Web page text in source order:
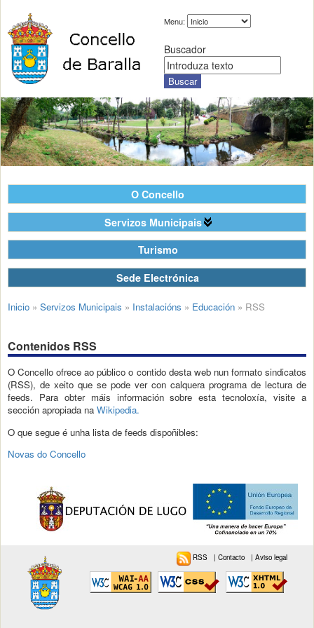
Menu:
Buscador
O Concello
Servizos Municipais
Turismo
Sede Electrónica
Inicio » Servizos Municipais » Instalacións » Educación » RSS
Contenidos RSS
O Concello ofrece ao público o contido desta web nun formato sindicatos
(RSS), de xeito que se pode ver con calquera programa de lectura de
feeds. Para obter máis información sobre esta tecnoloxía, visite a
sección apropiada na Wikipedia.
O que segue é unha lista de feeds dispoñibles:
Novas do Concello
RSS |Contacto |Aviso legal